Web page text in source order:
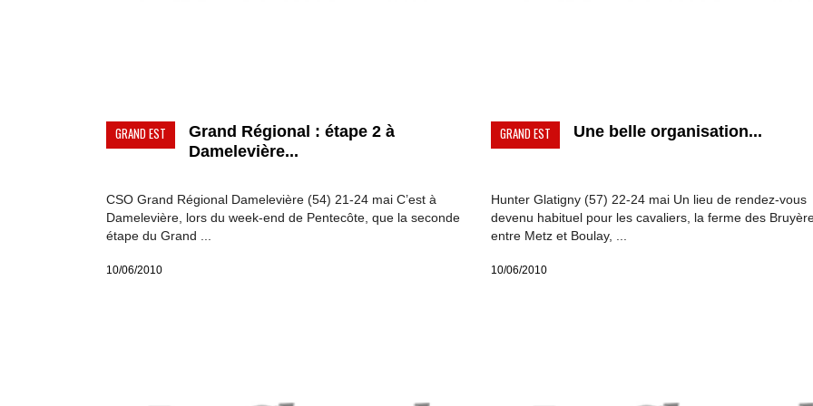
GRAND EST
Grand Régional : étape 2 à
Damelevière...
CSO Grand Régional Damelevière (54) 21-24 mai C’est à
Damelevière, lors du week-end de Pentecôte, que la seconde
étape du Grand ...
10/06/2010
GRAND EST Une belle organisation...
Hunter Glatigny (57) 22-24 mai Un lieu de rendez-vous
devenu habituel pour les cavaliers, la ferme des
entre Metz et Boulay, ...
10/06/2010